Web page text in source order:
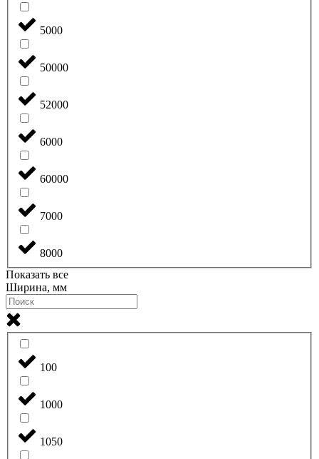
5000
50000
52000
6000
60000
7000
8000
Показать все
Ширина, мм
100
1000
1050